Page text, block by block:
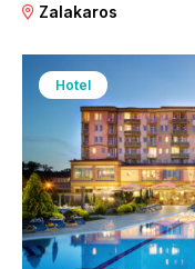
Zalakaros
Hotel